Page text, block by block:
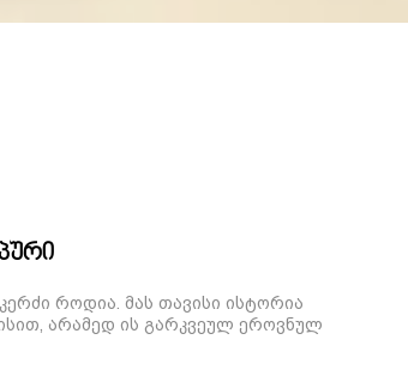
როდია. მას თავისი ისტორია
არამედ ის გარკვეულ ეროვნულ